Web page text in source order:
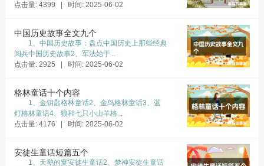
点击量: 4399 | 时间: 2025-06-02
中国历史故事全文九个
1、中国历史故事：盘点中国历史上那些经典
阅兵中国历史故事2、军法始于 ..
点击量: 2925 | 时间: 2025-06-02
格林童话十个内容
1、金钥匙格林童话2、金鸟格林童话3、蓝
灯格林童话4、狼和七只小山羊格 ..
点击量: 4176 | 时间: 2025-06-02
安徒生童话短篇五个
1、天鹅的窠安徒生童话2、梦神安徒生童话